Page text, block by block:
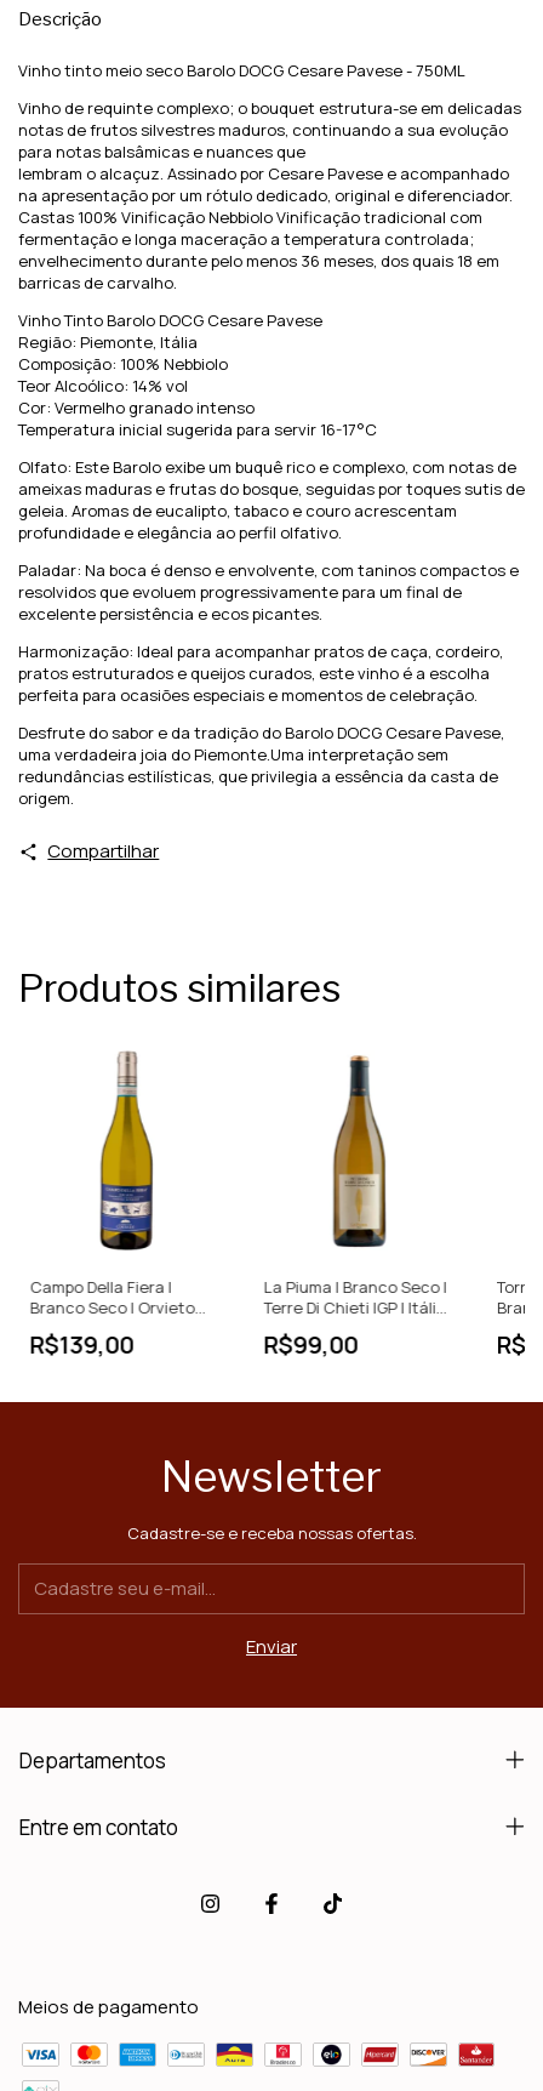
Descrição
Vinho tinto meio seco Barolo DOCG Cesare Pavese - 750ML
Vinho de requinte complexo; o bouquet estrutura-se em delicadas
notas de frutos silvestres maduros, continuando a sua evolução
para notas balsâmicas e nuances que
lembram o alcaçuz. Assinado por Cesare Pavese e acompanhado
na apresentação por um rótulo dedicado, original e diferenciador.
Castas 100% Vinificação Nebbiolo Vinificação tradicional com
fermentação e longa maceração a temperatura controlada;
envelhecimento durante pelo menos 36 meses, dos quais 18 em
barricas de carvalho.
Vinho Tinto Barolo DOCG Cesare Pavese
Região: Piemonte, Itália
Composição: 100% Nebbiolo
Teor Alcoólico: 14% vol
Cor: Vermelho granado intenso
Temperatura inicial sugerida para servir 16-17°C
Olfato: Este Barolo exibe um buquê rico e complexo, com notas de
ameixas maduras e frutas do bosque, seguidas por toques sutis de
geleia. Aromas de eucalipto, tabaco e couro acrescentam
profundidade e elegância ao perfil olfativo.
Paladar: Na boca é denso e envolvente, com taninos compactos e
resolvidos que evoluem progressivamente para um final de
excelente persistência e ecos picantes.
Harmonização: Ideal para acompanhar pratos de caça, cordeiro,
pratos estruturados e queijos curados, este vinho é a escolha
perfeita para ocasiões especiais e momentos de celebração.
Desfrute do sabor e da tradição do Barolo DOCG Cesare Pavese,
uma verdadeira joia do Piemonte.Uma interpretação sem
redundâncias estilísticas, que privilegia a essência da casta de
origem.
Compartilhar
Produtos similares
Campo Della Fiera |
Branco Seco | Orvieto
DOC | Itália | 750ml
R$139,00
La Piuma | Branco Seco |
Terre Di Chieti IGP | Itália |
750ml
R$99,00
Torre
Newsletter
Cadastre-se e receba nossas ofertas.
Departamentos
Entre em contato
Meios de pagamento